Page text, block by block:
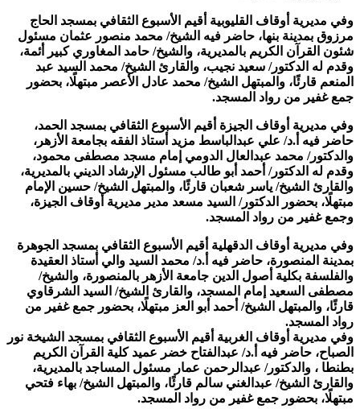
وفي مديرية أوقاف القليوبية أقيم الأسبوع الثقافي بمسجد الحاج
مرزوق بمدينة بنها، حاضر فيه الشيخ/ محمد منصور عثمان مسئول
شئون القرآن الكريم بالمديرية، والشيخ/ حامد المغاوري كبير أئمة،
وقدم له الدكتور/ سعيد نجيب، والقارئ الشيخ/ محمد السيد عبد
المنعم قارئًا، والمبتهل الشيخ/ محمد عادل الأعصر مبتهلًا، بحضور
جمع غفير من رواد المسجد.
وفي مديرية أوقاف الجيزة أقيم الأسبوع الثقافي بمسجد الحمد،
حاضر فيه أ.د/ علي عبدالباسط مزيد أستاذ الفقه بجامعة الأزهر،
والدكتور/ محمد عبدالعال الدومي إمام مسجد مصطفى محمود،
وقدم له الدكتور/ أحمد أبو طالب مسئول الإرشاد الديني بالمديرية،
والقارئ الشيخ/ ياسر شعبان قارئًا، والمبتهل الشيخ/ حسين الإمام
مبتهلًا، بحضور الدكتور/ السيد مسعد مدير مديرية أوقاف الجيزة،
وجمع غفير من رواد المسجد.
وفي مديرية أوقاف الدقهلية أقيم الأسبوع الثقافي بمسجد الجوهرة
بمدينة المنصورة، حاضر فيه أ.د/ محمد السيد والي أستاذ العقيدة
والفلسفة بكلية أصول الدين جامعة الأزهر بالمنصورة، والشيخ/
مصطفى السعيد إمام المسجد، والقارئ الشيخ/ السيد الشرقاوي
قارئًا، والمبتهل الشيخ/ أحمد أبو العز مبتهلًا، بحضور جمع غفير من
رواد المسجد.
وفي مديرية أوقاف الغربية أقيم الأسبوع الثقافي بمسجد الشيخة نور
الصباح، حاضر فيه أ.د/ عبدالفتاح خضر عميد كلية القرآن الكريم
بطنطا ، والدكتور/ عبدالرحمن عمار مسئول المساجد بالمديرية،
والقارئ الشيخ/ عبدالغني سالم قارئًا، والمبتهل الشيخ/ بهاء فتحي
مبتهلًا، بحضور جمع غفير من رواد المسجد.